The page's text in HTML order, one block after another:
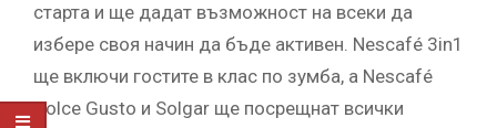
старта и ще дадат възможност на всеки да
избере своя начин да бъде активен. Nescafé 3in1
ще включи гостите в клас по зумба, а Nescafé
Dolce Gusto и Solgar ще посрещнат всички